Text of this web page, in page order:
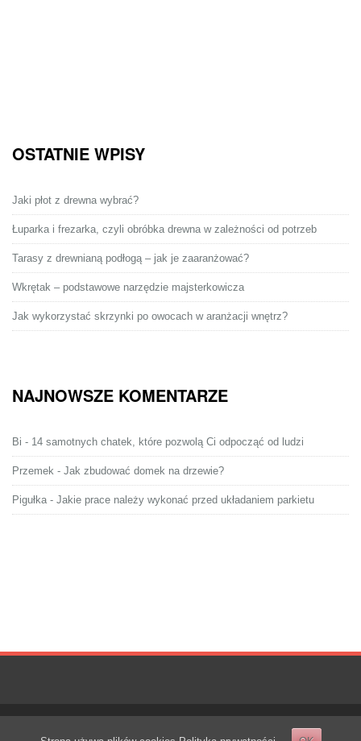
OSTATNIE WPISY
Jaki płot z drewna wybrać?
Łuparka i frezarka, czyli obróbka drewna w zależności od potrzeb
Tarasy z drewnianą podłogą – jak je zaaranżować?
Wkrętak – podstawowe narzędzie majsterkowicza
Jak wykorzystać skrzynki po owocach w aranżacji wnętrz?
NAJNOWSZE KOMENTARZE
Bi - 14 samotnych chatek, które pozwolą Ci odpocząć od ludzi
Przemek - Jak zbudować domek na drzewie?
Pigułka- Jakie prace należy wykonać przed układaniem parkietu